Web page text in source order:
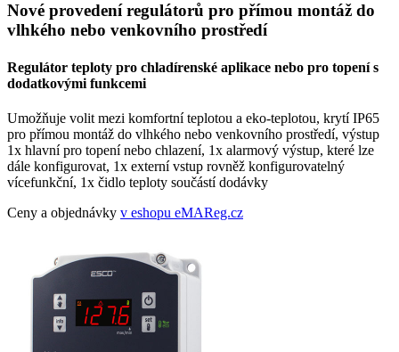
Nové provedení regulátorů pro přímou montáž do
vlhkého nebo venkovního prostředí
Regulátor teploty pro chladírenské aplikace nebo pro topení s
dodatkovými funkcemi
Umožňuje volit mezi komfortní teplotou a eko-teplotou, krytí IP65
pro přímou montáž do vlhkého nebo venkovního prostředí, výstup
1x hlavní pro topení nebo chlazení, 1x alarmový výstup, které lze
dále konfigurovat, 1x externí vstup rovněž konfigurovatelný
vícefunkční, 1x čidlo teploty součástí dodávky
Ceny a objednávky v eshopu eMAReg.cz